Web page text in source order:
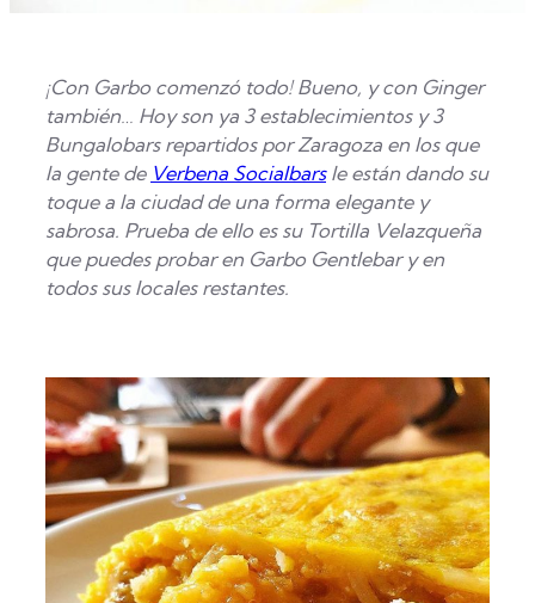
¡Con Garbo comenzó todo! Bueno, y con Ginger
también… Hoy son ya 3 establecimientos y 3
Bungalobars repartidos por Zaragoza en los que
la gente de Verbena Socialbarsle están dando su
toque a la ciudad de una forma elegante y
sabrosa. Prueba de ello es su Tortilla Velazqueña
que puedes probar en Garbo Gentlebar y en
todos sus locales restantes.